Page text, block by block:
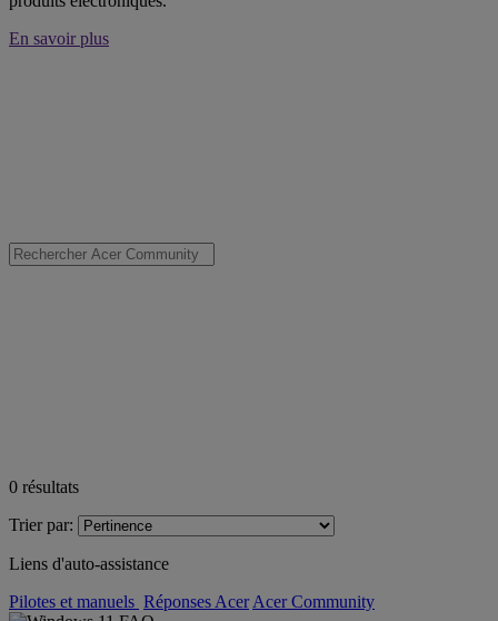
En savoir plus
0 résultats
Trier par:
Liens d'auto-assistance
Pilotes et manuels Réponses Acer Acer Community